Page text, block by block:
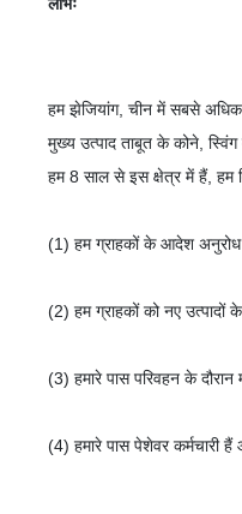
हम झेजियांग, चीन में सबसे अधिक
मुख्य उत्पाद ताबूत के कोने,
हम 8 साल से इस क्षेत्र में हैं, हम
(1) हम ग्राहकों के आदेश अनुरोध
(2) हम ग्राहकों को नए
(3) हमारे पास परिवहन के
(4) हमारे पास पेशेवर कर्मचारी